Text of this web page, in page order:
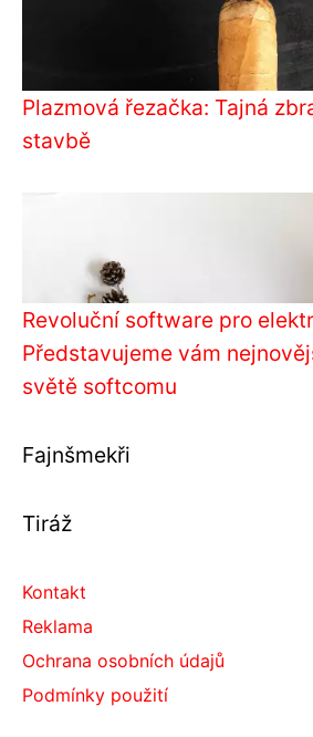
Plazmová řezačka: Tajná
stavbě
Revoluční software pro
Představujeme vám
světě softcomu
Fajnšmekři
Tiráž
Kontakt
Reklama
Ochrana osobních údajů
Podmínky použití